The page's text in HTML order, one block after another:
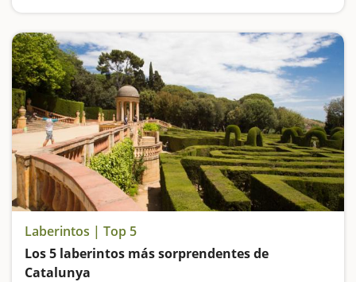
Laberintos | Top 5
Los 5 laberintos más sorprendentes de
Catalunya